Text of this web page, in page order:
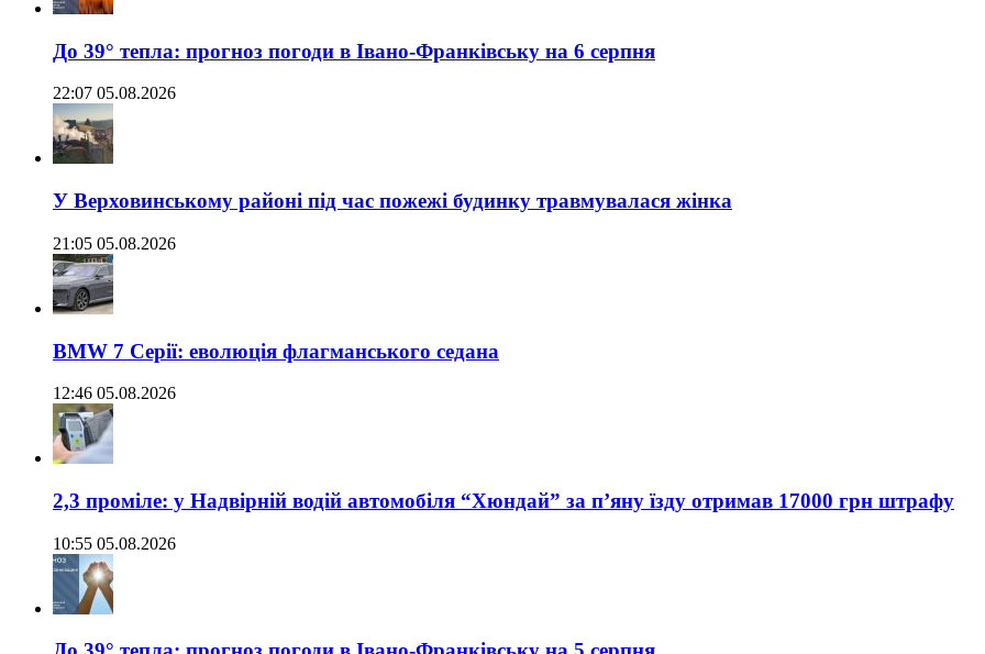
До 39° тепла: прогноз погоди в Івано-Франківську на 6 серпня
22:07 05.08.2026
У Верховинському районі під час пожежі будинку травмувалася жінка
21:05 05.08.2026
BMW 7 Серії: еволюція флагманського седана
12:46 05.08.2026
2,3 проміле: у Надвірній водій автомобіля “Хюндай” за п’яну їзду отримав 17000 грн штрафу
10:55 05.08.2026